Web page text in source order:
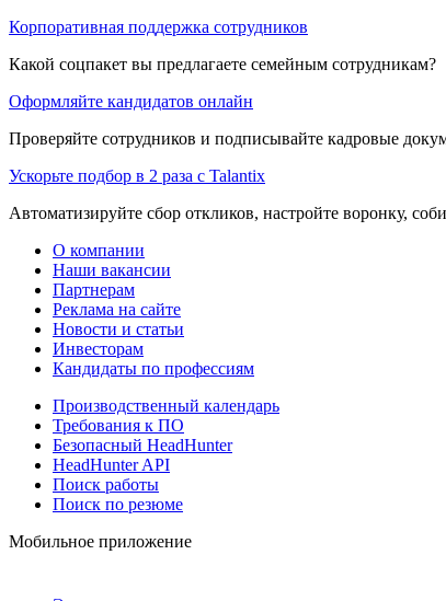
Корпоративная поддержка сотрудников
Какой соцпакет вы предлагаете семейным сотрудникам?
Оформляйте кандидатов онлайн
Проверяйте сотрудников и подписывайте кадровые
Ускорьте подбор в 2 раза с Talantix
Автоматизируйте сбор откликов, настройте воронку,
О компании
Наши вакансии
Партнерам
Реклама на сайте
Новости и статьи
Инвесторам
Кандидаты по профессиям
Производственный календарь
Требования к ПО
Безопасный HeadHunter
HeadHunter API
Поиск работы
Поиск по резюме
Мобильное приложение